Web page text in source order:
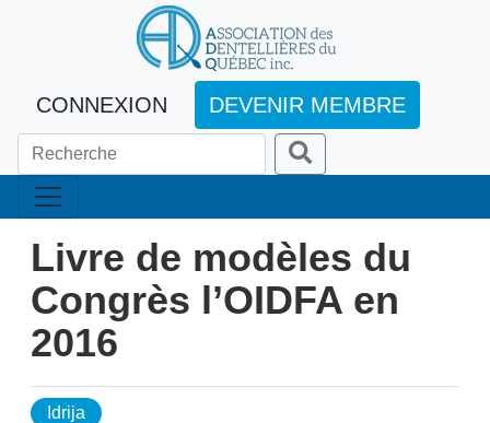
CONNEXION DEVENIR MEMBRE
Livre de modèles du
Congrès l’OIDFA en
2016
Idrija